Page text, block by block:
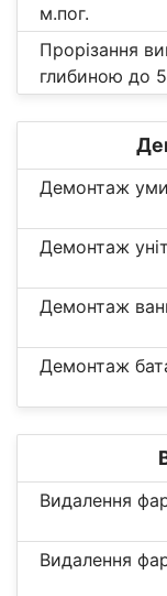
м.пог.
Прорізання
глибиною до
Демонтаж
Демонтаж
Демонтаж
Демонтаж
Видалення
Видалення